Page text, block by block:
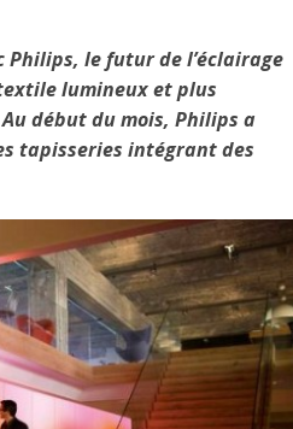
Philips, le futur de l’éclairage
lumineux et plus
début du mois, Philips a
tapisseries intégrant des